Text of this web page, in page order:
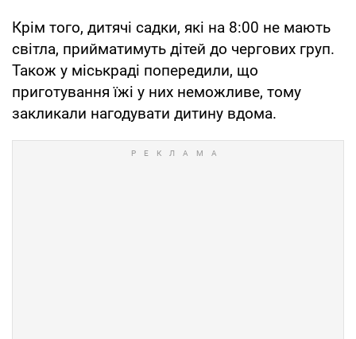
Крім того, дитячі садки, які на 8:00 не мають
світла, прийматимуть дітей до чергових груп.
Також у міськраді попередили, що
приготування їжі у них неможливе, тому
закликали нагодувати дитину вдома.